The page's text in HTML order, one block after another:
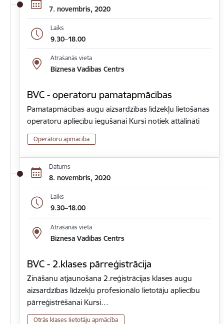
7. novembris, 2020
Laiks
9.30–18.00
Atrašanās vieta
Biznesa Vadības Centrs
BVC - operatoru pamatapmācības
Pamatapmācības augu aizsardzības līdzekļu lietošanas
operatoru apliecību iegūšanai Kursi notiek attālināti
Operatoru apmācība
Datums
8. novembris, 2020
Laiks
9.30–18.00
Atrašanās vieta
Biznesa Vadības Centrs
BVC - 2.klases pārreģistrācija
Zināšanu atjaunošana 2.reģistrācijas klases augu
aizsardzības līdzekļu profesionālo lietotāju apliecību
pārreģistrēšanai Kursi…
Otrās klases lietotāju apmācība